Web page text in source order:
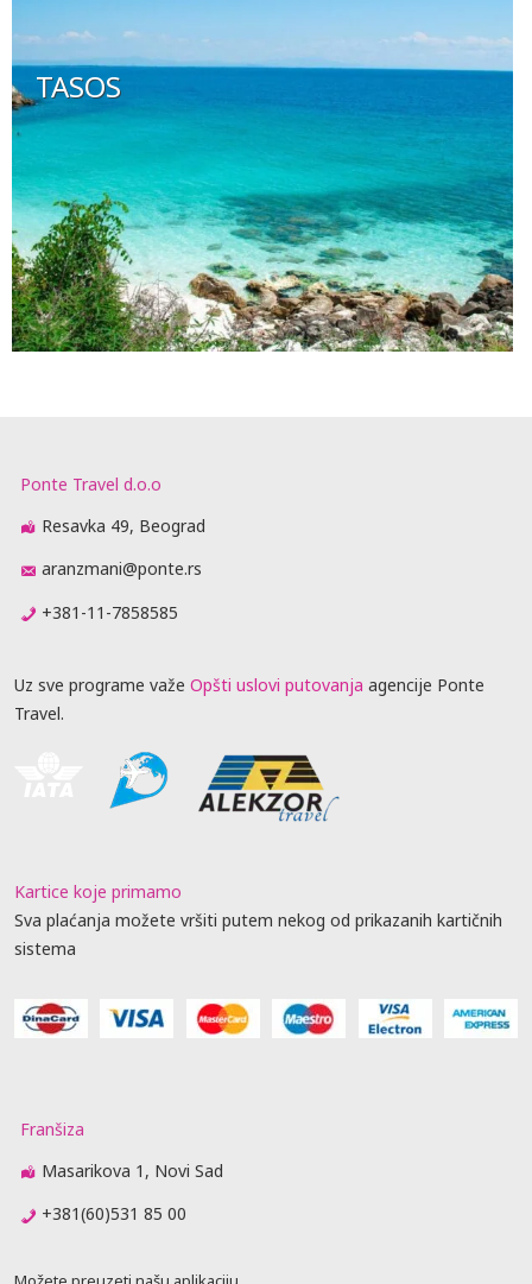
TASOS
Ponte Travel d.o.o
Resavka 49, Beograd
aranzmani@ponte.rs
+381-11-7858585
Uz sve programe važe Opšti uslovi putovanja agencije Ponte
Travel.
Kartice koje primamo
Sva plaćanja možete vršiti putem nekog od prikazanih kartičnih
sistema
Franšiza
Masarikova 1, Novi Sad
+381(60)531 85 00